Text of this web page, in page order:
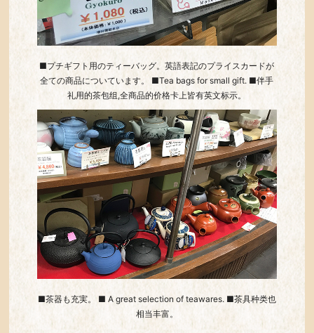
■プチギフト用のティーバッグ。英語表記のプライスカードが
全ての商品についています。 ■Tea bags for small gift. ■伴手
礼用的茶包组,全商品的价格卡上皆有英文标示。
■茶器も充実。 ■ A great selection of teawares. ■茶具种类也
相当丰富。